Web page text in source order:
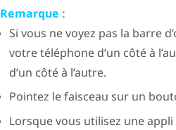
Remarque :
Si vous ne voyez pas la barre
votre téléphone d’un côté à
d’un côté à l’autre.
Pointez le faisceau sur un
Lorsque vous utilisez une